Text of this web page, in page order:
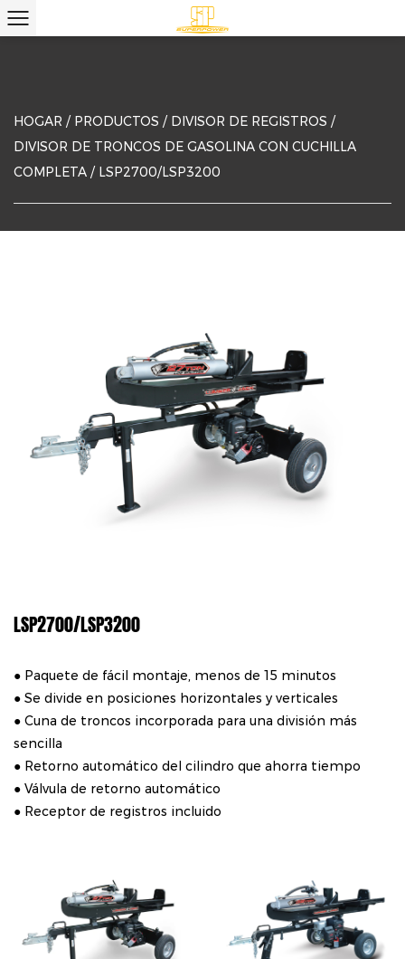
HOGAR / PRODUCTOS / DIVISOR DE REGISTROS /
DIVISOR DE TRONCOS DE GASOLINA CON CUCHILLA
COMPLETA / LSP2700/LSP3200
LSP2700/LSP3200
● Paquete de fácil montaje, menos de 15 minutos
● Se divide en posiciones horizontales y verticales
● Cuna de troncos incorporada para una división más
sencilla
● Retorno automático del cilindro que ahorra tiempo
● Válvula de retorno automático
● Receptor de registros incluido